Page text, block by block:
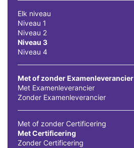
Elk niveau
Niveau 1
Niveau 2
Niveau 3
Niveau 4
Met of zonder Examenleverancier
Met Examenleverancier
Zonder Examenleverancier
Met of zonder Certificering
Met Certificering
Zonder Certificering